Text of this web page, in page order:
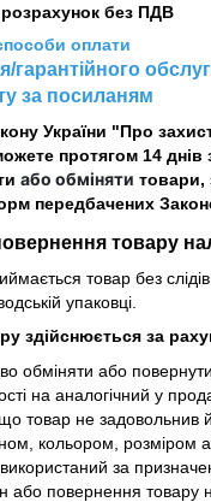
без ПДВ
оплати
гарантійного
за посиланям
України "Про
протягом 14 днів
або обміняти товари,
передбачених
товару
товар без
упаковці.
здійснюється за
обміняти або
на аналогічний у
товар не задовольнив
кольором, розміром
за
або повернення товару